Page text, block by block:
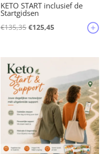
KETO START inclusief de
Startgidsen
€135,35Oorspronkelijke
€135,35.
€125,45Huidige